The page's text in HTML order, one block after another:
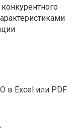
в Excel или PDF